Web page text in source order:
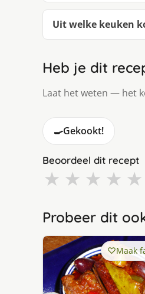
Uit welke keuken
Heb je dit
Laat het weten — het
🍳Gekookt!
Beoordeel dit recept
★ ★ ★ ★ ★
Probeer dit
Maak